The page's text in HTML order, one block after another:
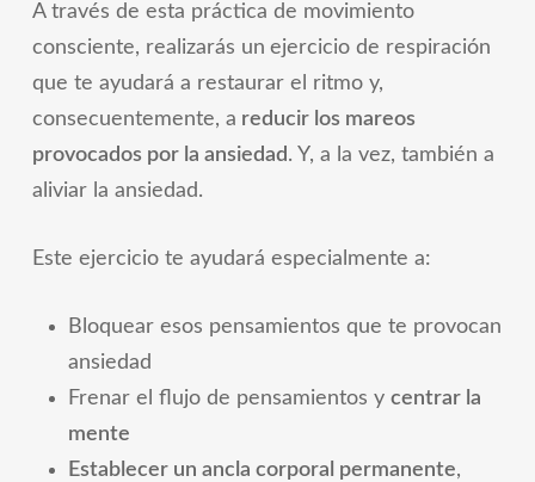
A través de esta práctica de movimiento
consciente, realizarás un ejercicio de respiración
que te ayudará a restaurar el ritmo y,
consecuentemente, a reducir los mareos
provocados por la ansiedad. Y, a la vez, también a
aliviar la ansiedad.
Este ejercicio te ayudará especialmente a:
Bloquear esos pensamientos que te provocan
ansiedad
Frenar el flujo de pensamientos y centrar la
mente
Establecer un ancla corporal permanente,